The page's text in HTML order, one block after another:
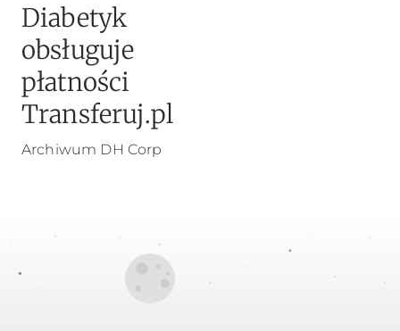
Diabetyk
obsługuje
płatności
Transferuj.pl
Archiwum DH Corp